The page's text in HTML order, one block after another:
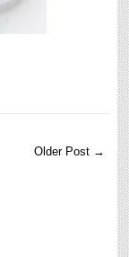
Older Post →